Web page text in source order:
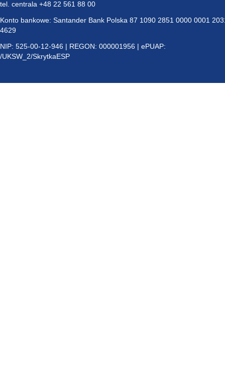
tel. centrala +48 22 561 88 00
Konto bankowe: Santander Bank Polska 87 1090 2851 0000 0001
4629
NIP: 525-00-12-946 | REGON: 000001956 | ePUAP:
/UKSW_2/SkrytkaESP